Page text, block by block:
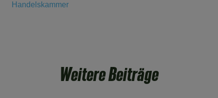
Handelskammer
Weitere Beiträge